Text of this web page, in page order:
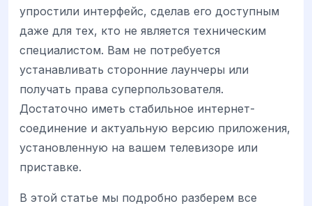
упростили интерфейс, сделав его доступным
даже для тех, кто не является техническим
специалистом. Вам не потребуется
устанавливать сторонние лаунчеры или
получать права суперпользователя.
Достаточно иметь стабильное интернет-
соединение и актуальную версию приложения,
установленную на вашем телевизоре или
приставке.
В этой статье мы подробно разберем все